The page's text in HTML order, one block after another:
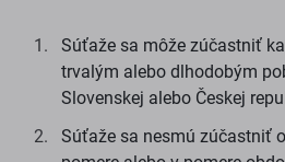
Súťaže sa môže zúčastniť
trvalým alebo dlhodobým
Slovenskej alebo Českej
Súťaže sa nesmú zúčastniť